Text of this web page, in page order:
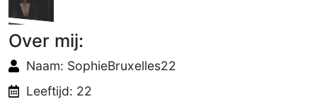
Over mij:
Naam: SophieBruxelles22
Leeftijd: 22